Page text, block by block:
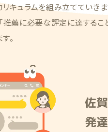
キュラムを組み立てていき
推薦に必要な評定に達するこ
。
佐
発